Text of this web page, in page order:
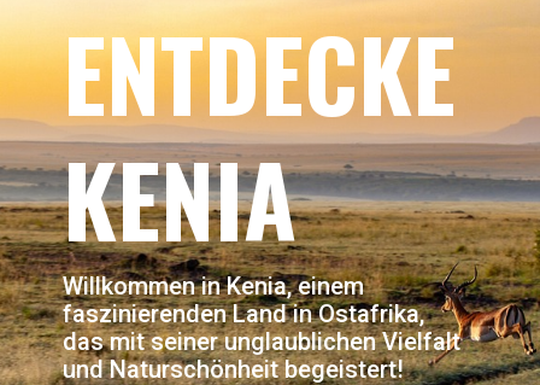
ENTDECKE
KENIA
Willkommen in Kenia, einem
faszinierenden Land in Ostafrika,
das mit seiner unglaublichen Vielfalt
und Naturschönheit begeistert!